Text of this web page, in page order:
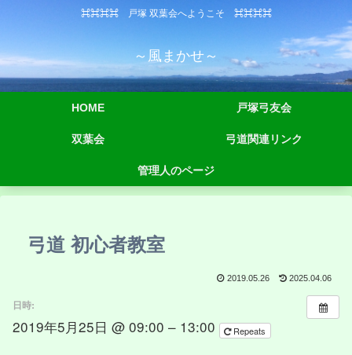
⌘⌘⌘⌘ 戸塚 双葉会へようこそ ⌘⌘⌘⌘
～風まかせ～
HOME 戸塚弓友会
双葉会 弓道関連リンク
管理人のページ
弓道 初心者教室
2019.05.26 2025.04.06
日時:
2019年5月25日 @ 09:00 – 13:00 Repeats